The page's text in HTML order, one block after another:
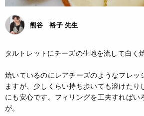
熊谷 裕子 先生
タルトレットにチーズの生地を流して白く
焼いているのにレアチーズのようなフレッ
ますが、少しくらい持ち歩いても溶けたり
にも安心です。フィリングを工夫すればい
が。